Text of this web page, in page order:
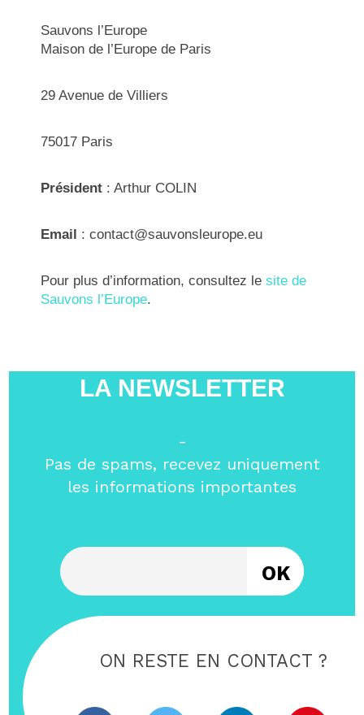
Sauvons l’Europe
Maison de l’Europe de Paris
29 Avenue de Villiers
75017 Paris
Président : Arthur COLIN
Email : contact@sauvonsleurope.eu
Pour plus d’information, consultez lesite de
Sauvons l’Europe.
LA NEWSLETTER
-
Pas de spams, recevez uniquement
les informations importantes
ON RESTE EN CONTACT ?